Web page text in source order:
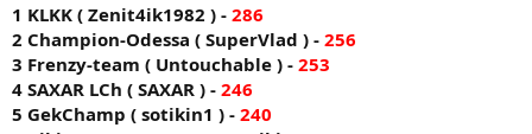
1 KLKK ( Zenit4ik1982 ) - 286
2 Champion-Odessa ( SuperVlad ) - 256
3 Frenzy-team ( Untouchable ) - 253
4 SAXAR LCh ( SAXAR ) - 246
5 GekChamp ( sotikin1 ) - 240